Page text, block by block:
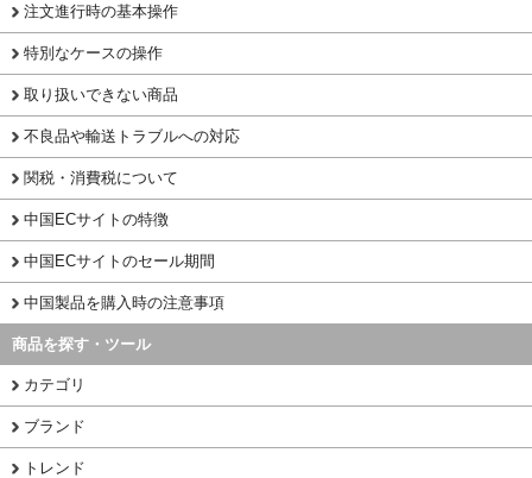
注文進行時の基本操作
特別なケースの操作
取り扱いできない商品
不良品や輸送トラブルへの対応
関税・消費税について
中国ECサイトの特徴
中国ECサイトのセール期間
中国製品を購入時の注意事項
商品を探す・ツール
カテゴリ
ブランド
トレンド